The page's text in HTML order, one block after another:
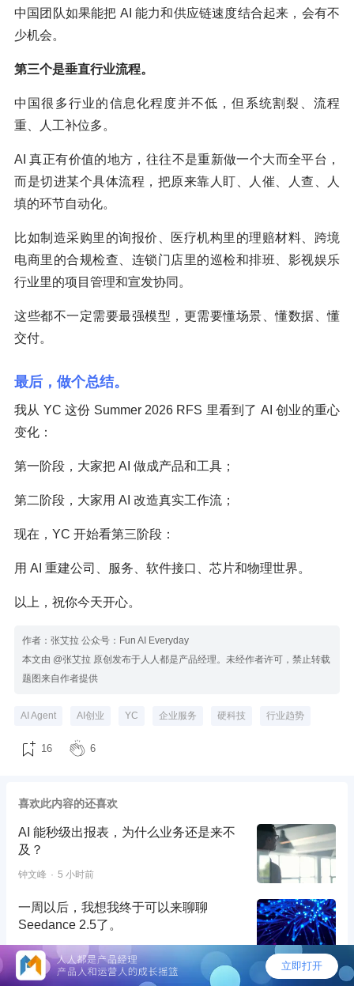
中国团队如果能把 AI 能力和供应链速度结合起来，会有不
少机会。
第三个是垂直行业流程。
中国很多行业的信息化程度并不低，但系统割裂、流程
重、人工补位多。
AI 真正有价值的地方，往往不是重新做一个大而全平台，
而是切进某个具体流程，把原来靠人盯、人催、人查、人
填的环节自动化。
比如制造采购里的询报价、医疗机构里的理赔材料、跨境
电商里的合规检查、连锁门店里的巡检和排班、影视娱乐
行业里的项目管理和宣发协同。
这些都不一定需要最强模型，更需要懂场景、懂数据、懂
交付。
最后，做个总结。
我从 YC 这份 Summer 2026 RFS 里看到了 AI 创业的重心
变化：
第一阶段，大家把 AI 做成产品和工具；
第二阶段，大家用 AI 改造真实工作流；
现在，YC 开始看第三阶段：
用 AI 重建公司、服务、软件接口、芯片和物理世界。
以上，祝你今天开心。
作者：张艾拉 公众号：Fun AI Everyday
本文由 @张艾拉 原创发布于人人都是产品经理。未经作者许可，禁止转载
题图来自作者提供
AI Agent AI创业 YC 企业服务 硬科技 行业趋势
16 6
喜欢此内容的还喜欢
AI 能秒级出报表，为什么业务还是来不
及？
钟文峰 5 小时前
一周以后，我想我终于可以来聊聊
Seedance 2.5了。
数字生命卡兹克
别把产品放在同一个篮子里！读懂IPD产